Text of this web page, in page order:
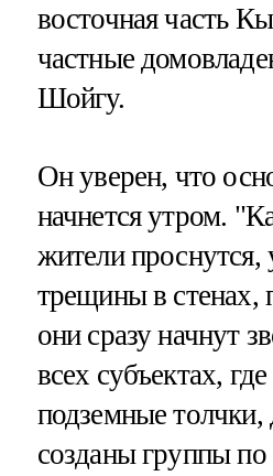
восточная часть
частные
Шойгу.
Он уверен, что
начнется утром.
жители проснутся,
трещины в стенах,
они сразу начнут
всех субъектах,
подземные
созданы группы по